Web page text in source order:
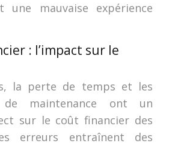
une mauvaise expérience
: l’impact sur le
la perte de temps et les
de maintenance ont un
sur le coût financier des
erreurs entraînent des